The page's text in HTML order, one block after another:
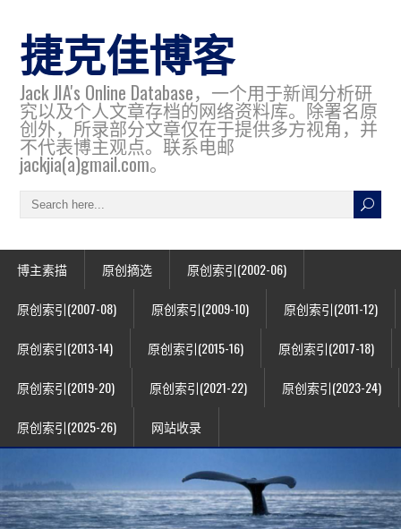
捷克佳博客
Jack JIA's Online Database，一个用于新闻分析研
究以及个人文章存档的网络资料库。除署名原
创外，所录部分文章仅在于提供多方视角，并
不代表博主观点。联系电邮
jackjia(a)gmail.com。
博主素描 原创摘选 原创索引(2002-06)
原创索引(2007-08) 原创索引(2009-10) 原创索引(2011-12)
原创索引(2013-14) 原创索引(2015-16) 原创索引(2017-18)
原创索引(2019-20) 原创索引(2021-22) 原创索引(2023-24)
原创索引(2025-26) 网站收录